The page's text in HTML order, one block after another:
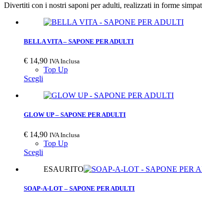
Divertiti con i nostri saponi per adulti, realizzati in forme
BELLA VITA – SAPONE PER ADULTI
€ 14,90 IVA Inclusa
Top Up
Scegli
GLOW UP – SAPONE PER ADULTI
€ 14,90 IVA Inclusa
Top Up
Scegli
ESAURITO
SOAP-A-LOT – SAPONE PER ADULTI